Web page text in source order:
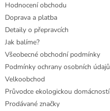
Hodnocení obchodu
Doprava a platba
Detaily o přepravcích
Jak balíme?
Všeobecné obchodní podmínky
Podmínky ochrany osobních údajů
Velkoobchod
Průvodce ekologickou domácností
Prodávané značky